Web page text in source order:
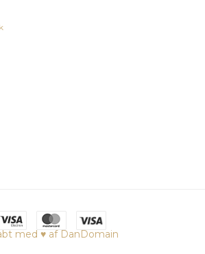
med ♥ af DanDomain